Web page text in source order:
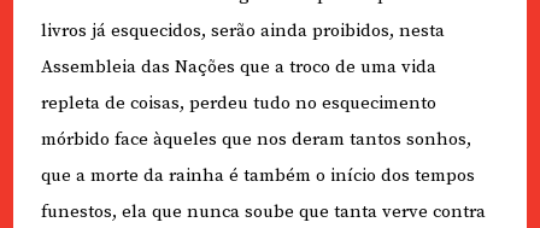
livros já esquecidos, serão ainda proibidos, nesta
Assembleia das Nações que a troco de uma vida
repleta de coisas, perdeu tudo no esquecimento
mórbido face àqueles que nos deram tantos sonhos,
que a morte da rainha é também o início dos tempos
funestos, ela que nunca soube que tanta verve contra